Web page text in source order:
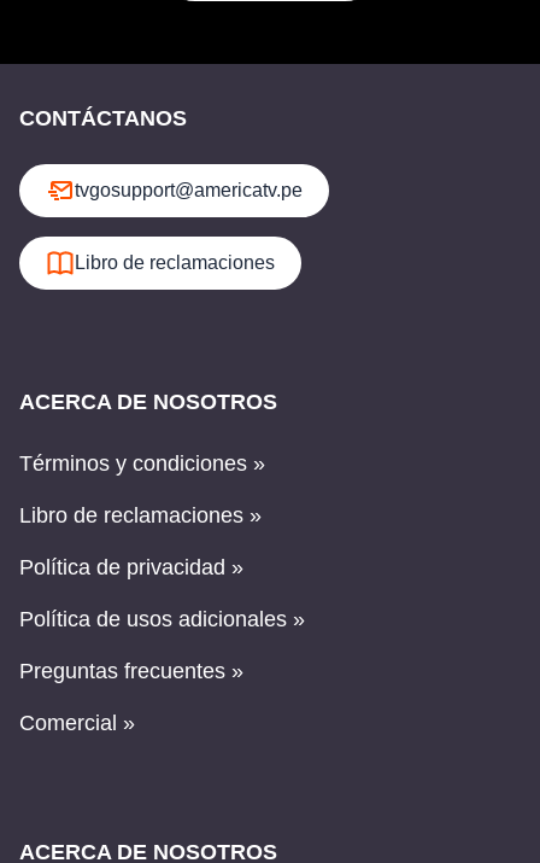
CONTÁCTANOS
tvgosupport@americatv.pe
Libro de reclamaciones
ACERCA DE NOSOTROS
Términos y condiciones »
Libro de reclamaciones »
Política de privacidad »
Política de usos adicionales »
Preguntas frecuentes »
Comercial »
ACERCA DE NOSOTROS